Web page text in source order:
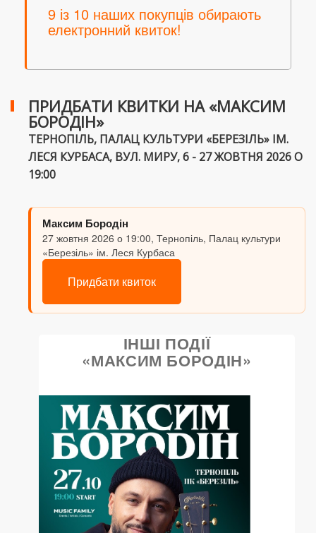
9 із 10 наших покупців обирають
електронний квиток!
ПРИДБАТИ КВИТКИ НА «МАКСИМ
БОРОДІН»
ТЕРНОПІЛЬ, ПАЛАЦ КУЛЬТУРИ «БЕРЕЗІЛЬ» ІМ.
ЛЕСЯ КУРБАСА, ВУЛ. МИРУ, 6 - 27 ЖОВТНЯ 2026 О
19:00
Максим Бородін
27 жовтня 2026 о 19:00, Тернопіль, Палац культури
«Березіль» ім. Леся Курбаса
Придбати квиток
ІНШІ ПОДІЇ
«МАКСИМ БОРОДІН»